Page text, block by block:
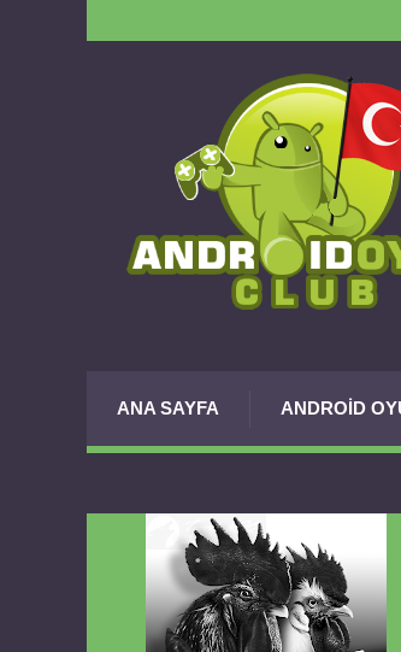
ANA SAYFA ANDROID